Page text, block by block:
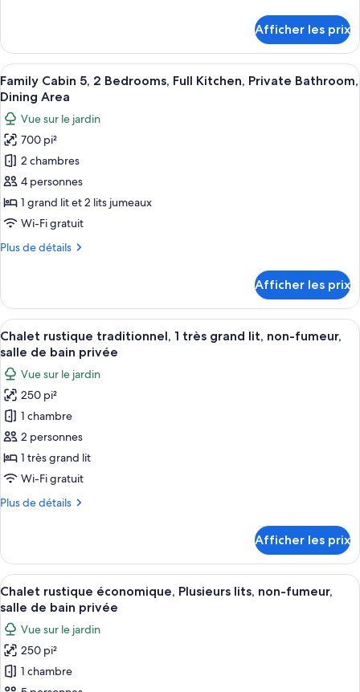
économique,
non-
fumeur,
salle
de
bain
privée
Chalet
rustique
économique,
non-
fumeur,
salle
de
bain
privée
Afficher les prix
Afficher
toutes
les
photos
pour
ce
type
de
chambre :
Cabin
Bedrooms,
Full
Kitchen,
Private
Bathroom,
Dining
Area
Une chambre à coucher avec un lit
11
Family Cabin 5, 2 Bedrooms, Full Kitchen, Private Bathroom,
Dining Area
Vue sur le jardin
700 pi²
2 chambres
4 personnes
1 grand lit et 2 lits jumeaux
Wi-Fi gratuit
Plus de détails
Plus
Family
Cabin
5,
2
Full
Kitchen,
Private
Bathroom,
Dining
Afficher les prix
Afficher
toutes
les
photos
pour
ce
type
de
chambre :
rustique
très
grand
lit,
non-
fumeur,
salle
de
5
Chalet rustique traditionnel, 1 très grand lit, non-fumeur,
salle de bain privée
Vue sur le jardin
250 pi²
1 chambre
2 personnes
1 très grand lit
Wi-Fi gratuit
Plus de détails
Plus
Chalet
rustique
traditionnel,
1
grand
lit,
non-
fumeur,
Afficher les prix
Afficher
toutes
les
photos
pour
ce
6
Chalet rustique économique, Plusieurs lits, non-fumeur,
salle de bain privée
Vue sur le jardin
250 pi²
1 chambre